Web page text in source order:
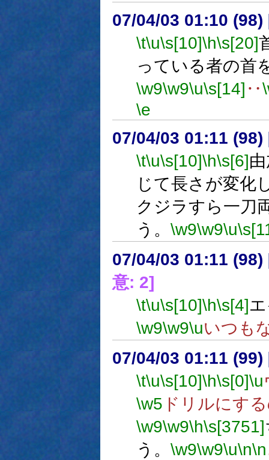
07/04/03 01:10 (98)
\t\u\s[10]\h\s[20]
っている者の首
\w9\w9\u\s[14] ‥
\e
07/04/03 01:11 (98)
\t\u\s[10]\h\s[6]
じて長さが変化
クジラすら一刀
う。 \w9\w9\u
07/04/03 01:11 (98)
意: 2]
\t\u\s[10]\h\s[4]
\w9\w9\uいつも
07/04/03 01:11 (99)
\t\u\s[10]\h\s[0]\u
\w5 ドリルにす
\w9\w9\h\s[3751]
う。 \w9\w9\u\n\n